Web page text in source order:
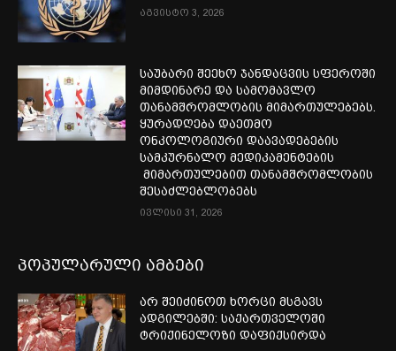
აგვისტო 3, 2026
საუბარი შეეხო ჯანდაცვის სფეროში
მიმდინარე და სამომავლო
თანამშრომლობის მიმართულებებს.
ყურადღება დაეთმო
ონკოლოგიური დაავადებების
სამკურნალო მედიკამენტების
მიმართულებით თანამშრომლობის
შესაძლებლობებს
ივლისი 31, 2026
პოპულარული ამბები
არ შეიძინოთ ხორცი მსგავს
ადგილებში: საქართველოში
ტრიქინელოზი დაფიქსირდა